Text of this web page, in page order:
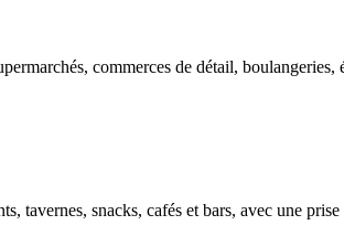
commerces de détail, boulangeries,
tavernes, snacks, cafés et bars, avec une